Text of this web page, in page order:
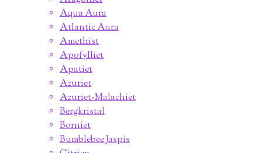
Aqua Aura
Atlantic Aura
Amethist
Apofylliet
Apatiet
Azuriet
Azuriet-Malachiet
Bergkristal
Borniet
Bumblebee Jaspis